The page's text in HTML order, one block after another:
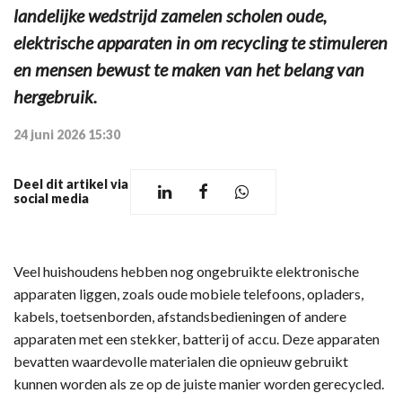
landelijke wedstrijd zamelen scholen oude,
elektrische apparaten in om recycling te stimuleren
en mensen bewust te maken van het belang van
hergebruik.
24 juni 2026 15:30
Deel dit artikel via
social media
Veel huishoudens hebben nog ongebruikte elektronische
apparaten liggen, zoals oude mobiele telefoons, opladers,
kabels, toetsenborden, afstandsbedieningen of andere
apparaten met een stekker, batterij of accu. Deze apparaten
bevatten waardevolle materialen die opnieuw gebruikt
kunnen worden als ze op de juiste manier worden gerecycled.